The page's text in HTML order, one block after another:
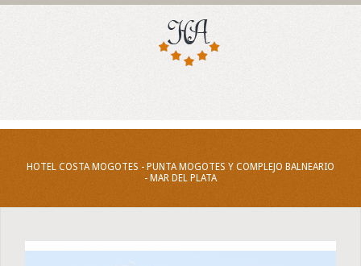
HOTEL COSTA MOGOTES - PUNTA MOGOTES Y COMPLEJO BALNEARIO
- MAR DEL PLATA